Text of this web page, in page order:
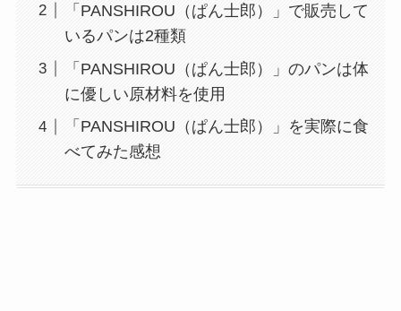
「PANSHIROU（ぱん士郎）」で販売して
いるパンは2種類
「PANSHIROU（ぱん士郎）」のパンは体
に優しい原材料を使用
「PANSHIROU（ぱん士郎）」を実際に食
べてみた感想